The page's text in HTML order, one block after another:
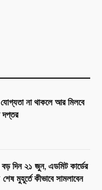
না থাকলে আর মিলবে
দপ্তর
বড় দিন ২১ জুন, এডমিট কার্ডের
মুহূর্তে কীভাবে সামলাবেন